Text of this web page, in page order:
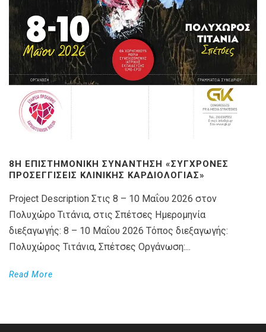
8Η ΕΠΙΣΤΗΜΟΝΙΚΉ ΣΥΝΆΝΤΗΣΗ «ΣΎΓΧΡΟΝΕΣ
ΠΡΟΣΕΓΓΊΣΕΙΣ ΚΛΙΝΙΚΉΣ ΚΑΡΔΙΟΛΟΓΊΑΣ»
Project Description Στις 8 – 10 Μαΐου 2026 στον
Πολυχώρο Τιτάνια, στις Σπέτσες Ημερομηνία
διεξαγωγής: 8 – 10 Μαΐου 2026 Τόπος διεξαγωγής:
Πολυχώρος Τιτάνια, Σπέτσες Οργάνωση:...
Read More